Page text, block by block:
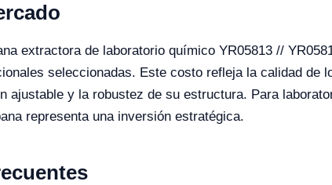
extractora de laboratorio químico YR05813 //
seleccionadas. Este costo refleja la calidad
ajustable y la robustez de su estructura. Para
representa una inversión estratégica.